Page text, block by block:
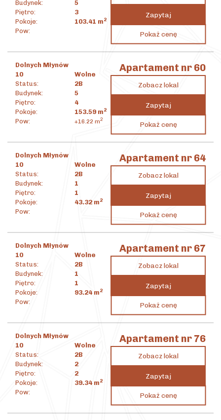
Budynek:
Piętro:
Pokoje:
Pow:
5
3
103.41 m2
Zapytaj
46 275
Pokaż cenę
Dolnych Młynów
10
Status:
Budynek:
Piętro:
Pokoje:
Pow:
Wolne
2B
5
4
153.59 m2
+16.22 m2
Apartament nr 60
Zobacz lokal
Zapytaj
52 189
Pokaż cenę
Dolnych Młynów
10
Status:
Budynek:
Piętro:
Pokoje:
Pow:
Wolne
2B
1
1
43.32 m2
Apartament nr 64
Zobacz lokal
Zapytaj
33 418
Pokaż cenę
Dolnych Młynów
10
Status:
Budynek:
Piętro:
Pokoje:
Pow:
Wolne
2B
1
1
93.24 m2
Apartament nr 67
Zobacz lokal
Zapytaj
34 774
Pokaż cenę
Dolnych Młynów
10
Status:
Budynek:
Piętro:
Pokoje:
Pow:
Wolne
2B
2
2
39.34 m2
Apartament nr 76
Zobacz lokal
Zapytaj
36 456
Pokaż cenę